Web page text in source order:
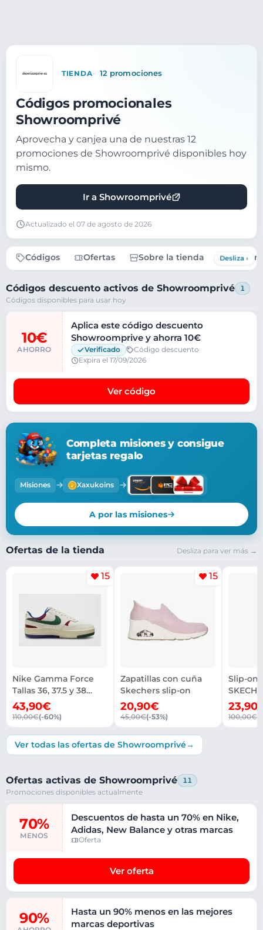
TIENDA 12 promociones
Códigos promocionales
Showroomprivé
Aprovecha y canjea una de nuestras 12
promociones de Showroomprivé disponibles hoy
mismo.
Ir a Showroomprivé
Actualizado el 07 de agosto de 2026
Códigos Ofertas Sobre la tienda
Códigos descuento activos de Showroomprivé
1
Códigos disponibles para usar hoy
10€
AHORRO
Aplica este código descuento
Showroomprive y ahorra 10€
Verificado
Código descuento
Expira el 17/09/2026
Ver código
Completa misiones y consigue
tarjetas regalo
Misiones Xaxukoins
A por las misiones
Ofertas de la tienda Desliza para ver más →
15
Nike Gamma Force
Tallas 36, 37.5 y 38
Disponibles
43,90€
110,00€(-60%)
15
Zapatillas con cuña
Skechers slip-on
20,90€
45,00€(-53%)
Slip-on
41
100,00€
Ver todas las ofertas de Showroomprivé
Ofertas activas de Showroomprivé
11
Promociones disponibles actualmente
70%
MENOS
Descuentos de hasta un 70% en Nike,
Adidas, New Balance y otras marcas
Oferta
Ver oferta
90%
Hasta un 90% menos en las mejores
marcas deportivas